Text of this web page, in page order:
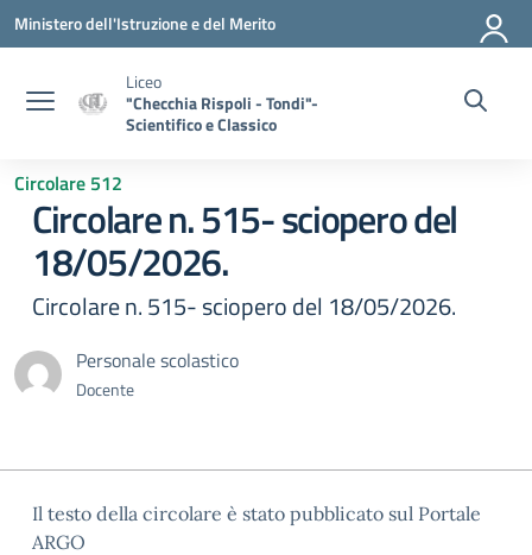
Vai ai contenuti
Vai al menu di navigazione
Vai al footer
Ministero dell'Istruzione e del Merito
Liceo
"Checchia Rispoli - Tondi"-
Scientifico e Classico
Circolare 512
Circolare n. 515- sciopero del
18/05/2026.
Circolare n. 515- sciopero del 18/05/2026.
Personale scolastico
Docente
Il testo della circolare è stato pubblicato sul Portale
ARGO